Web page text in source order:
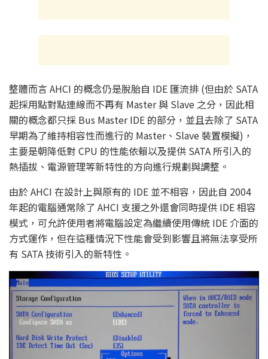
整體而言 AHCI 的概念仍是脫胎自 IDE 匯流排 (但由於 SATA
起採用點對點連線而不再有 Master 與 Slave 之分，因此相
關的概念都只採 Bus Master IDE 的部分，並且去除了 SATA
早期為了維持相容性而進行的 Master、Slave 裝置模擬)，
主要是朝降低對 CPU 的性能依賴以及提供 SATA 所引入的
熱插拔、電源管理等新特性的方向進行規劃與調整。
由於 AHCI 在設計上與原有的 IDE 並不相容，因此自 2004
年起的電腦通常除了 AHCI 支援之外還會同時提供 IDE 相容
模式，可允許使用者將電腦設定為繼續使用傳統 IDE 介面的
方式運作，但在這種情況下性能會受到影響且將無法享受所
有 SATA 技術引入的新特性。